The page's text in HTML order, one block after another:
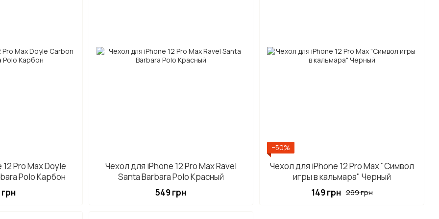
Pro Max Doyle
Polo Карбон
Чехол для iPhone 12 Pro Max Ravel
Santa Barbara Polo Красный
549 грн
−50%
Чехол для iPhone 12 Pro Max "Символ
игры в кальмара" Черный
299 грн
149 грн